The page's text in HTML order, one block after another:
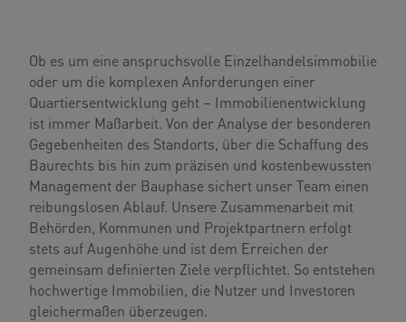
Ob es um eine anspruchsvolle Einzelhandelsimmobilie
oder um die komplexen Anforderungen einer
Quartiersentwicklung geht – Immobilienentwicklung
ist immer Maßarbeit. Von der Analyse der besonderen
Gegebenheiten des Standorts, über die Schaffung des
Baurechts bis hin zum präzisen und kostenbewussten
Management der Bauphase sichert unser Team einen
reibungslosen Ablauf. Unsere Zusammenarbeit mit
Behörden, Kommunen und Projektpartnern erfolgt
stets auf Augenhöhe und ist dem Erreichen der
gemeinsam definierten Ziele verpflichtet. So entstehen
hochwertige Immobilien, die Nutzer und Investoren
gleichermaßen überzeugen.